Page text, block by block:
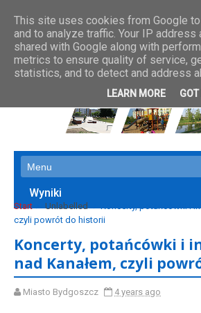
Wyniki
Start Unlabelled
Koncerty, potańcówki i
czyli powrót do historii
Koncerty, potańcówki i
nad Kanałem, czyli
Miasto Bydgoszcz 4 years ago
This site uses cookies from Google
and to analyze traffic. Your IP address
shared with Google along with
metrics to ensure quality of service,
statistics, and to detect and address
LEARN MORE GOT